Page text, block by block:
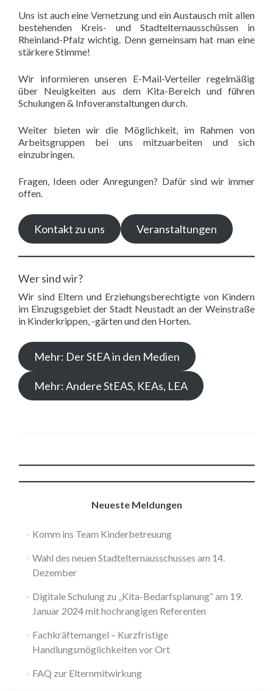
Uns ist auch eine Vernetzung und ein Austausch mit allen
bestehenden Kreis- und Stadtelternausschüssen in
Rheinland-Pfalz wichtig. Denn gemeinsam hat man eine
stärkere Stimme!
Wir informieren unseren E-Mail-Verteiler regelmäßig
über Neuigkeiten aus dem Kita-Bereich und führen
Schulungen & Infoveranstaltungen durch.
Weiter bieten wir die Möglichkeit, im Rahmen von
Arbeitsgruppen bei uns mitzuarbeiten und sich
einzubringen.
Fragen, Ideen oder Anregungen? Dafür sind wir immer
offen.
Kontakt zu uns Veranstaltungen
Wer sind wir?
Wir sind Eltern und Erziehungsberechtigte von Kindern
im Einzugsgebiet der Stadt Neustadt an der Weinstraße
in Kinderkrippen, -gärten und den Horten.
Mehr: Der StEA in den Medien
Mehr: Andere StEAS, KEAs, LEA
Neueste Meldungen
Komm ins Team Kinderbetreuung
Wahl des neuen Stadtelternausschusses am 14.
Dezember
Digitale Schulung zu „Kita-Bedarfsplanung“ am 19.
Januar 2024 mit hochrangigen Referenten
Fachkräftemangel – Kurzfristige
Handlungsmöglichkeiten vor Ort
FAQ zur Elternmitwirkung